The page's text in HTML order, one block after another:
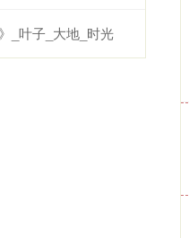
_叶子_大地_时光